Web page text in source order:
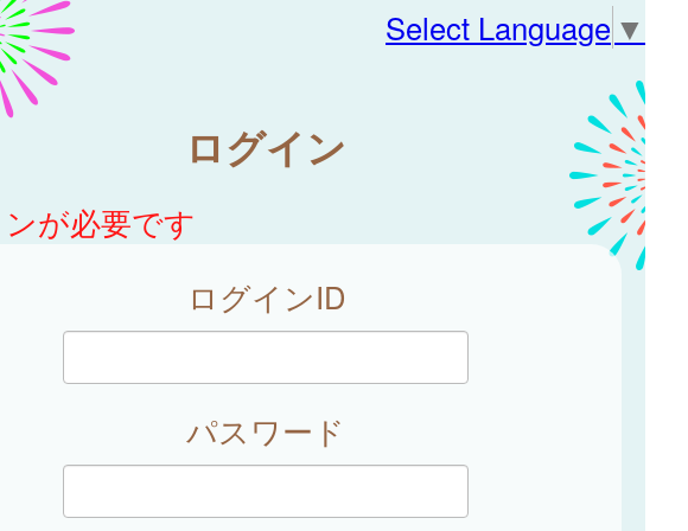
Select Language ▼
ログイン
が必要です
ログインID
パスワード